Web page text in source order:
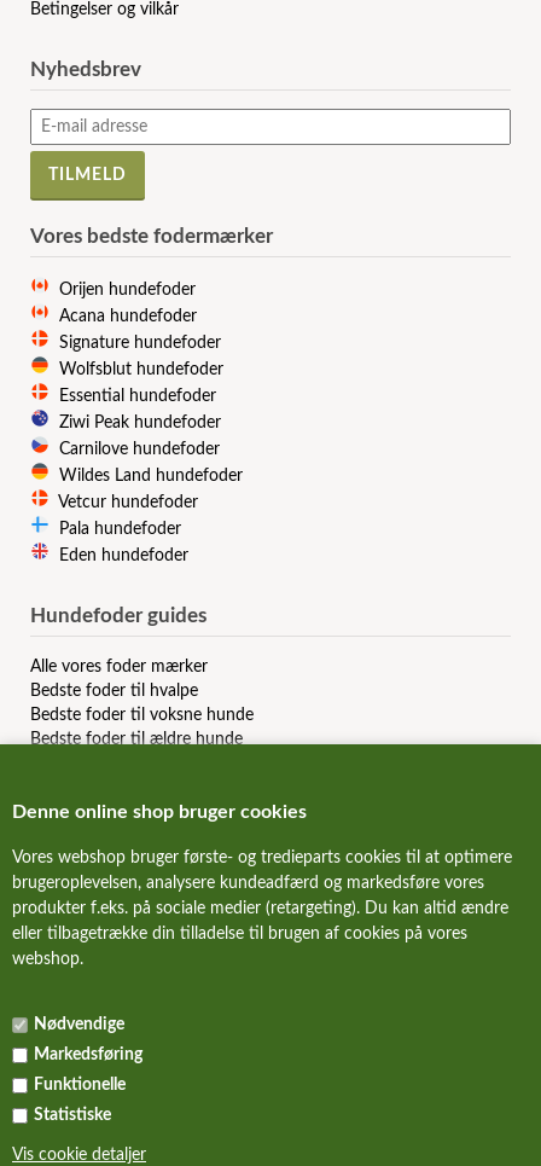
Denne online shop bruger cookies
Vores webshop bruger første- og tredieparts cookies til at optimere
brugeroplevelsen, analysere kundeadfærd og markedsføre vores
produkter f.eks. på sociale medier (retargeting). Du kan altid ændre
eller tilbagetrække din tilladelse til brugen af cookies på vores
webshop.
Nødvendige
Markedsføring
Funktionelle
Statistiske
Vis cookie detaljer
Betingelser og vilkår
Nyhedsbrev
Vores bedste fodermærker
Orijen hundefoder
Acana hundefoder
Signature hundefoder
Wolfsblut hundefoder
Essential hundefoder
Ziwi Peak hundefoder
Carnilove hundefoder
Wildes Land hundefoder
Vetcur hundefoder
Pala hundefoder
Eden hundefoder
Hundefoder guides
Alle vores foder mærker
Bedste foder til hvalpe
Bedste foder til voksne hunde
Bedste foder til ældre hunde
Bedste slanke hundefoder
Billigste hundefoder mærker
Bedste billige hundefoder
Hundefoder anmeldelser & reviews
NYHEDER
ALLE TILBUD
KURV